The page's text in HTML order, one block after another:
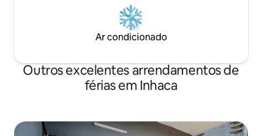
Ar condicionado
Outros excelentes arrendamentos de
férias em Inhaca